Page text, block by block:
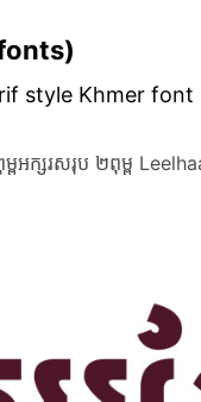
style Khmer font
ក្សរសរុប ២ពុម្ព